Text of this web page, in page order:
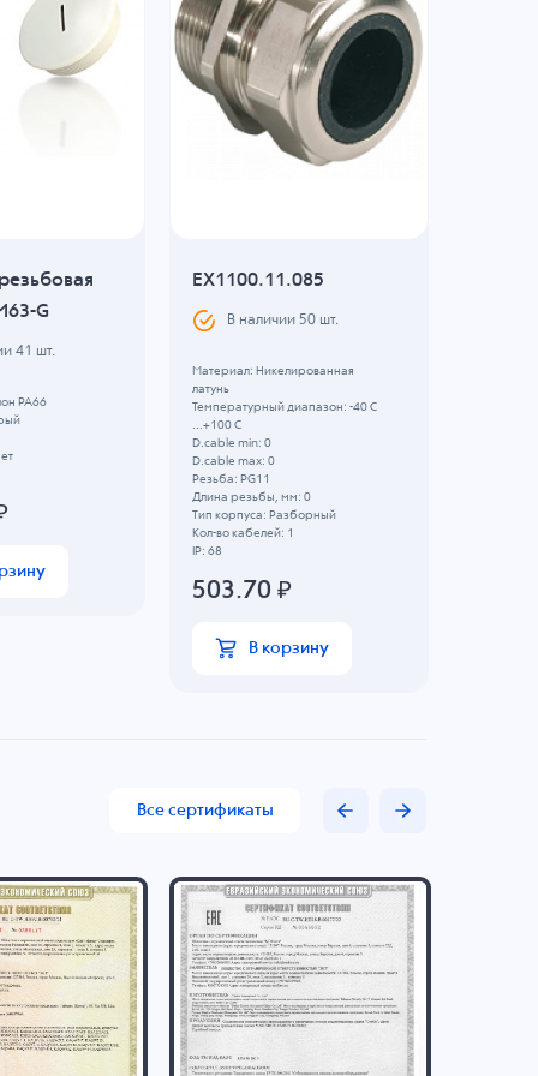
G
41 шт.
PA66
EX1100.11.085
В наличии 50 шт.
Материал: Никелированная
латунь
Температурный диапазон: -40 C
...+100 C
D.cable min: 0
D.cable max: 0
Резьба: PG11
Длина резьбы, мм: 0
Тип корпуса: Разборный
Кол-во кабелей: 1
IP: 68
503.70 ₽
В корзину
Все сертификаты